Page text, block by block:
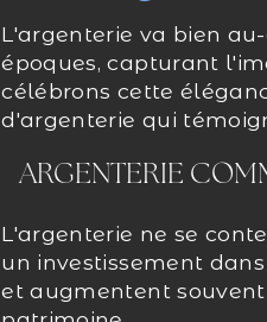
L'argenterie va bien
époques, capturant
célébrons cette
d'argenterie qui
ARGENTERIE
L'argenterie ne se
un investissement
et augmentent